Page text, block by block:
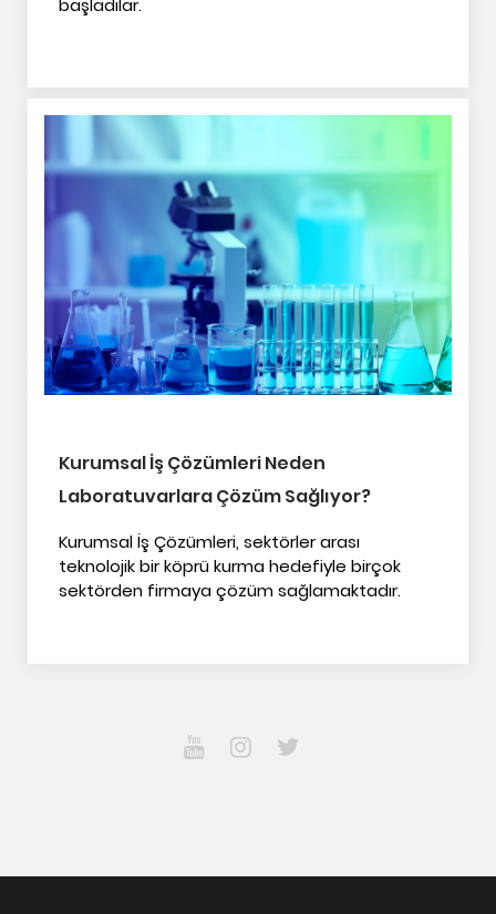
başladılar.
Kurumsal İş Çözümleri Neden
Laboratuvarlara Çözüm Sağlıyor?
Kurumsal İş Çözümleri, sektörler arası
teknolojik bir köprü kurma hedefiyle birçok
sektörden firmaya çözüm sağlamaktadır.